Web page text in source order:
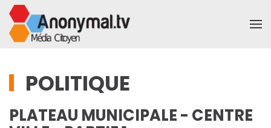
Accéder au contenu principal
POLITIQUE
PLATEAU MUNICIPALE - CENTRE